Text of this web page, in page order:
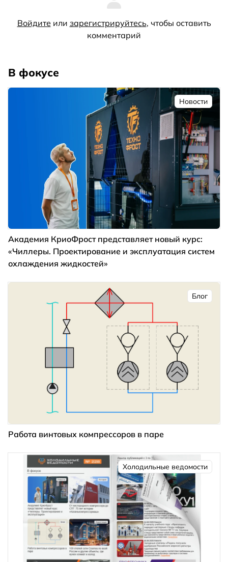
Войдите или зарегистрируйтесь, чтобы оставить
комментарий
В фокусе
Новости
Академия КриоФрост представляет новый курс:
«Чиллеры. Проектирование и эксплуатация систем
охлаждения жидкостей»
Блог
Работа винтовых компрессоров в паре
Холодильные ведомости